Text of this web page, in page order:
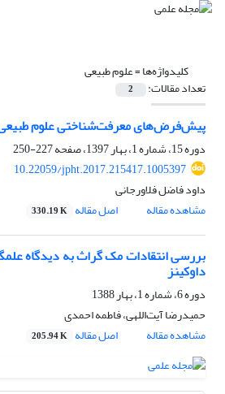
کلیدواژه‌ها =علوم طبیعی
تعداد مقالات: 2
پیش‌فرض‌های معرفت‌شناختی علوم
دوره 15، شماره 1، بهار 1397، صفحه
227-250
10.22059/jpht.2017.215417.1005397
داود فاضل فلاورجانی
مشاهده مقاله
اصل مقاله 330.19 K
بررسی انتقادات مک گراث به دیدگاه
داوکینز
دوره 6، شماره 1، بهار 1388
حمیدرضا آیت‌اللهی، فاطمه احمدی
مشاهده مقاله
اصل مقاله 205.94 K